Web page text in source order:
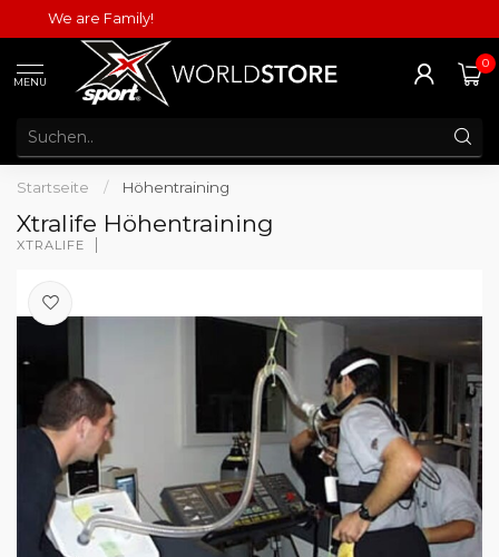
We are Family!
MENU
0
Startseite / Höhentraining
Xtralife Höhentraining
XTRALIFE